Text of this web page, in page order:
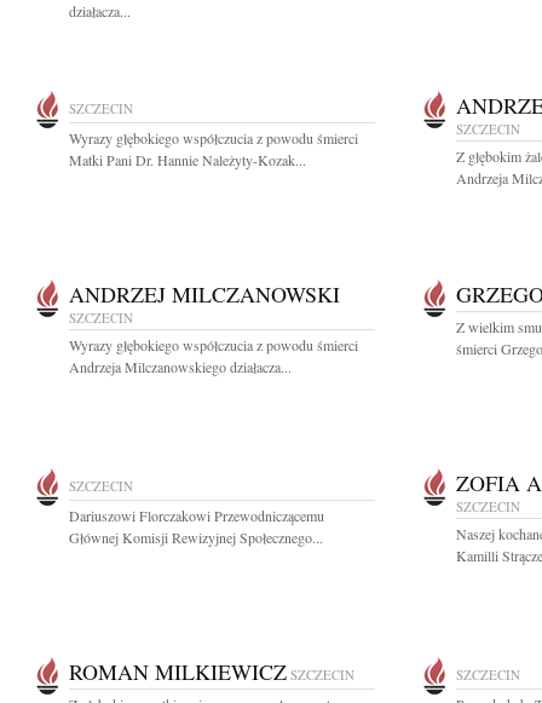
działacza...
SZCZECIN
Wyrazy głębokiego współczucia z powodu śmierci
Matki Pani Dr. Hannie Należyty-Kozak...
SZCZECIN
Z głębokim
Andrzeja
ANDRZEJ MILCZANOWSKI
SZCZECIN
Wyrazy głębokiego współczucia z powodu śmierci
Andrzeja Milczanowskiego działacza...
Z wielkim
śmierci
SZCZECIN
Dariuszowi Florczakowi Przewodniczącemu
Głównej Komisji Rewizyjnej Społecznego...
ZOFIA
SZCZECIN
Naszej
Kamilli
ROMAN MILKIEWICZ SZCZECIN SZCZECIN